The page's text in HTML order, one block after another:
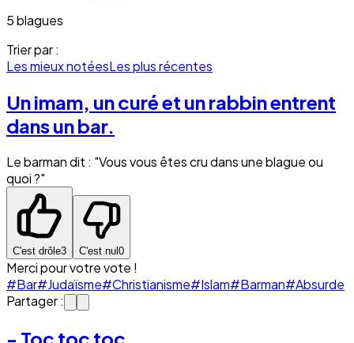
5 blagues
Trier par :
Les mieux notéesLes plus récentes
Un imam, un curé et un rabbin entrent
dans un bar.
Le barman dit : "Vous vous êtes cru dans une blague ou
quoi ?"
C'est drôle3 C'est nul0
Merci pour votre vote !
#Bar#Judaïsme#Christianisme#Islam#Barman#Absurde
Partager :
- Toc toc toc